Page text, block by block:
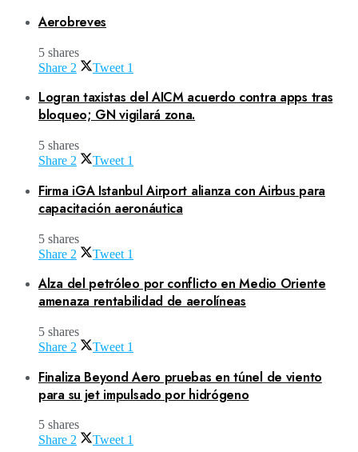
Aerobreves
5 shares
Share 2 Tweet 1
Logran taxistas del AICM acuerdo contra apps tras
bloqueo; GN vigilará zona.
5 shares
Share 2 Tweet 1
Firma iGA Istanbul Airport alianza con Airbus para
capacitación aeronáutica
5 shares
Share 2 Tweet 1
Alza del petróleo por conflicto en Medio Oriente
amenaza rentabilidad de aerolíneas
5 shares
Share 2 Tweet 1
Finaliza Beyond Aero pruebas en túnel de viento
para su jet impulsado por hidrógeno
5 shares
Share 2 Tweet 1